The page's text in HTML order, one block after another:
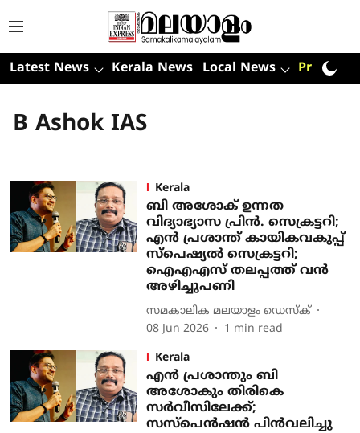
Latest News Kerala News Local News Premium
B Ashok IAS
Kerala
ബി അശോക് ഉന്നത
വിദ്യാഭ്യാസ പ്രിന്‍. സെക്രട്ടറി;
എന്‍ പ്രശാന്ത് കായികവകുപ്പ്
സ്‌പെഷ്യല്‍ സെക്രട്ടറി;
ഐഎഎസ് തലപ്പത്ത് വന്‍
അഴിച്ചുപണി
സമകാലിക മലയാളം ഡെസ്ക്
08 Jun 2026
1 min read
Kerala
എന്‍ പ്രശാന്തും ബി
അശോകും തിരികെ
സര്‍വീസിലേക്ക്;
സസ്‌പെന്‍ഷന്‍ പിന്‍വലിച്ചു